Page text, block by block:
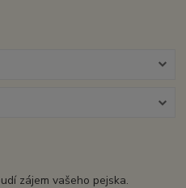
zájem vašeho pejska.